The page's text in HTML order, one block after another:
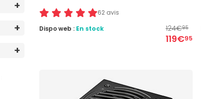
62 avis
124€95
119€95
Dispo web : En stock